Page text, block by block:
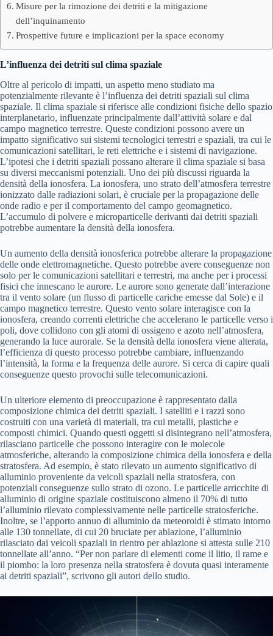
Misure per la rimozione dei detriti e la mitigazione
dell’inquinamento
Prospettive future e implicazioni per la space economy
L’influenza dei detriti sul clima spaziale
Oltre al pericolo di impatti, un aspetto meno studiato ma
potenzialmente rilevante è l’influenza dei detriti spaziali sul clima
spaziale. Il clima spaziale si riferisce alle condizioni fisiche dello spazio
interplanetario, influenzate principalmente dall’attività solare e dal
campo magnetico terrestre. Queste condizioni possono avere un
impatto significativo sui sistemi tecnologici terrestri e spaziali, tra cui le
comunicazioni satellitari, le reti elettriche e i sistemi di navigazione.
L’ipotesi che i detriti spaziali possano alterare il clima spaziale si basa
su diversi meccanismi potenziali. Uno dei più discussi riguarda la
densità della ionosfera. La ionosfera, uno strato dell’atmosfera terrestre
ionizzato dalle radiazioni solari, è cruciale per la propagazione delle
onde radio e per il comportamento del campo geomagnetico.
L’accumulo di polvere e microparticelle derivanti dai detriti spaziali
potrebbe aumentare la densità della ionosfera.
Un aumento della densità ionosferica potrebbe alterare la propagazione
delle onde elettromagnetiche. Questo potrebbe avere conseguenze non
solo per le comunicazioni satellitari e terrestri, ma anche per i processi
fisici che innescano le aurore. Le aurore sono generate dall’interazione
tra il vento solare (un flusso di particelle cariche emesse dal Sole) e il
campo magnetico terrestre. Questo vento solare interagisce con la
ionosfera, creando correnti elettriche che accelerano le particelle verso i
poli, dove collidono con gli atomi di ossigeno e azoto nell’atmosfera,
generando la luce aurorale. Se la densità della ionosfera viene alterata,
l’efficienza di questo processo potrebbe cambiare, influenzando
l’intensità, la forma e la frequenza delle aurore. Si cerca di capire quali
conseguenze questo provochi sulle telecomunicazioni.
Un ulteriore elemento di preoccupazione è rappresentato dalla
composizione chimica dei detriti spaziali. I satelliti e i razzi sono
costruiti con una varietà di materiali, tra cui metalli, plastiche e
composti chimici. Quando questi oggetti si disintegrano nell’atmosfera,
rilasciano particelle che possono interagire con le molecole
atmosferiche, alterando la composizione chimica della ionosfera e della
stratosfera. Ad esempio, è stato rilevato un aumento significativo di
alluminio proveniente da veicoli spaziali nella stratosfera, con
potenziali conseguenze sullo strato di ozono. Le particelle arricchite di
alluminio di origine spaziale costituiscono almeno il 70% di tutto
l’alluminio rilevato complessivamente nelle particelle stratosferiche.
Inoltre, se l’apporto annuo di alluminio da meteoroidi è stimato intorno
alle 130 tonnellate, di cui 20 bruciate per ablazione, l’alluminio
rilasciato dai veicoli spaziali in rientro per ablazione si attesta sulle 210
tonnellate all’anno. “Per non parlare di elementi come il litio, il rame e
il piombo: la loro presenza nella stratosfera è dovuta quasi interamente
ai detriti spaziali”, scrivono gli autori dello studio.